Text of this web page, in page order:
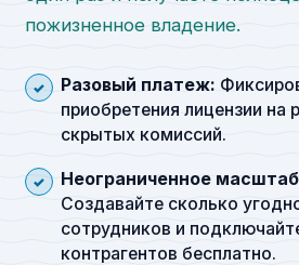
пожизненное владение.
Разовый платеж:
приобретения лицензии на
скрытых комиссий.
Неограниченное
Создавайте сколько
сотрудников и
контрагентов бесплатно.